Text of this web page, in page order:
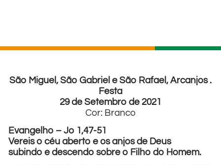
São Miguel, São Gabriel e São Rafael, Arcanjos .
Festa
29 de Setembro de 2021
Cor: Branco
Evangelho – Jo 1,47-51
Vereis o céu aberto e os anjos de Deus
subindo e descendo sobre o Filho do Homem.